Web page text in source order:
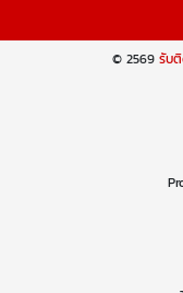
© 2569รับ